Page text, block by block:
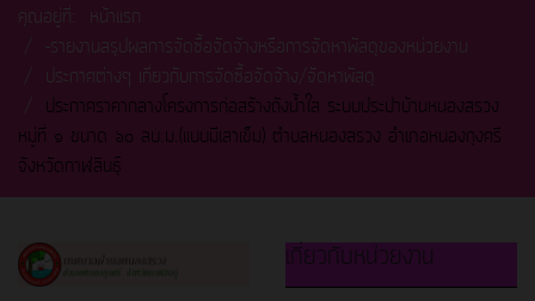
คุณอยู่ที่: หน้าแรก
-รายงานสรุปผลการจัดซื้อจัดจ้างหรือการจัดหาพัสดุของหน่วยงาน
ประกาศต่างๆ เกี่ยวกับการจัดซื้อจัดจ้าง/จัดหาพัสดุ
ประกาศราคากลางโครงการก่อสร้างถังน้ำใส ระบบประปาบ้านหนองสรวง
หมู่ที่ ๑ ขนาด ๖๐ ลบ.ม.(แบบมีเสาเข็ม) ตำบลหนองสรวง อำเภอหนองกุงศรี
จังหวัดกาฬสินธุ์
เกี่ยวกับหน่วยงาน